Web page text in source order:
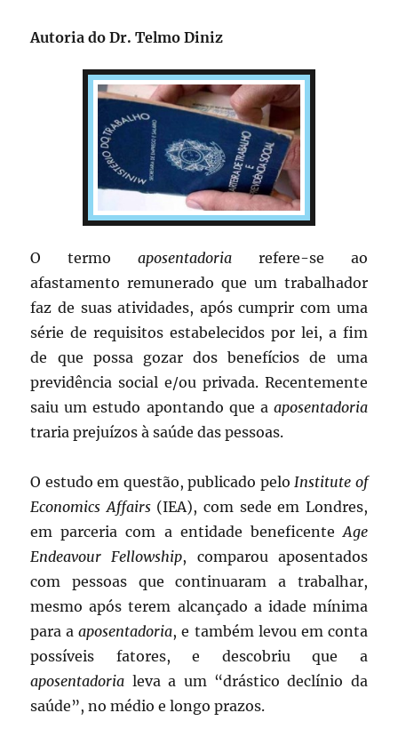
Autoria do Dr. Telmo Diniz
O termo aposentadoria refere-se ao
afastamento remunerado que um trabalhador
faz de suas atividades, após cumprir com uma
série de requisitos estabelecidos por lei, a fim
de que possa gozar dos benefícios de uma
previdência social e/ou privada. Recentemente
saiu um estudo apontando que a aposentadoria
traria prejuízos à saúde das pessoas.
O estudo em questão, publicado pelo Institute of
Economics Affairs (IEA), com sede em Londres,
em parceria com a entidade beneficente Age
Endeavour Fellowship, comparou aposentados
com pessoas que continuaram a trabalhar,
mesmo após terem alcançado a idade mínima
para aaposentadoria, e também levou em conta
possíveis fatores, e descobriu que a
aposentadoria leva a um “drástico declínio da
saúde”, no médio e longo prazos.